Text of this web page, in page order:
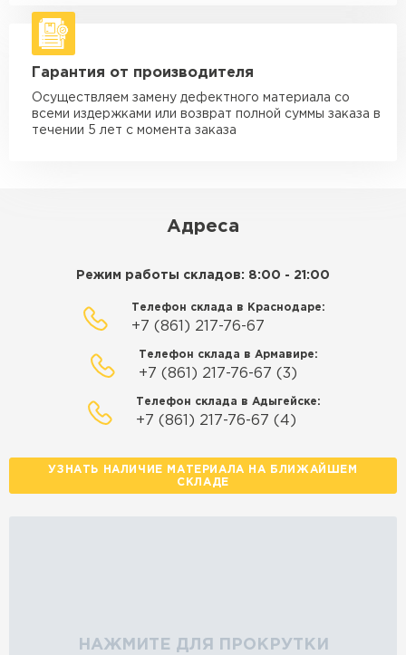
Манипулятор до 5 тн
макс. длина груза 5 м
Манипулятор до 10 тн
макс. длина груза 10 м
Манипулятор до 15 тн
Гарантия от производителя
Осуществляем замену дефектного материала со
всеми издержками или возврат полной суммы заказа в
течении 5 лет с момента заказа
Адреса
Режим работы складов: 8:00 - 21:00
Телефон склада в Краснодаре:
+7 (861) 217-76-67
Телефон склада в Армавире:
+7 (861) 217-76-67 (3)
Телефон склада в Адыгейске:
+7 (861) 217-76-67 (4)
УЗНАТЬ НАЛИЧИЕ МАТЕРИАЛА НА БЛИЖАЙШЕМ
СКЛАДЕ
НАЖМИТЕ ДЛЯ ПРОКРУТКИ